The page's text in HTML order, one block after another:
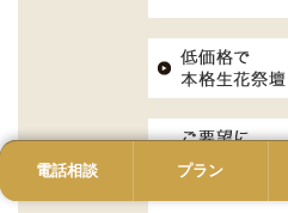
電話 プラン
電話相談 プラン